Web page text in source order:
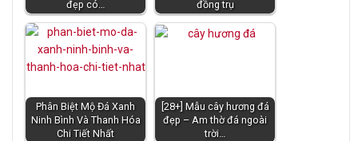
đẹp có…
đồng trụ
Phân Biệt Mộ Đá Xanh
Ninh Bình Và Thanh Hóa
Chi Tiết Nhất
[28+] Mẫu cây hương đá
đẹp – Am thờ đá ngoài
trời…